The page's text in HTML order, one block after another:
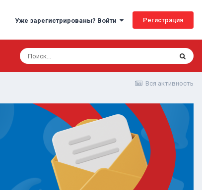
Уже зарегистрированы? Войти Регистрация
Вся активность